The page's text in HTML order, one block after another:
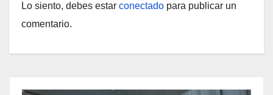
Lo siento, debes estar conectado para publicar un
comentario.